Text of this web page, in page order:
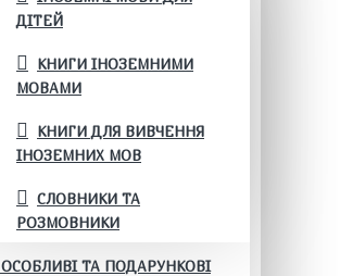
ДІТЕЙ
КНИГИ ІНОЗЕМНИМИ
МОВАМИ
КНИГИ ДЛЯ ВИВЧЕННЯ
ІНОЗЕМНИХ МОВ
СЛОВНИКИ ТА
РОЗМОВНИКИ
ОСОБЛИВІ ТА ПОДАРУНКОВІ